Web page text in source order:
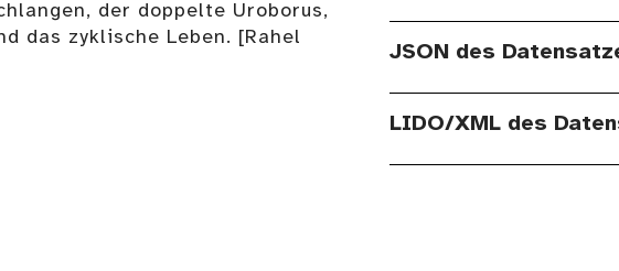
der doppelte Uroborus,
das zyklische Leben. [Rahel
JSON des
LIDO/XML des